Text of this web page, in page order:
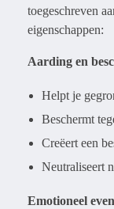
toegeschreven
eigenschappen:
Aarding en
Helpt je
Beschermt
Creëert een
Neutraliseert
Emotioneel